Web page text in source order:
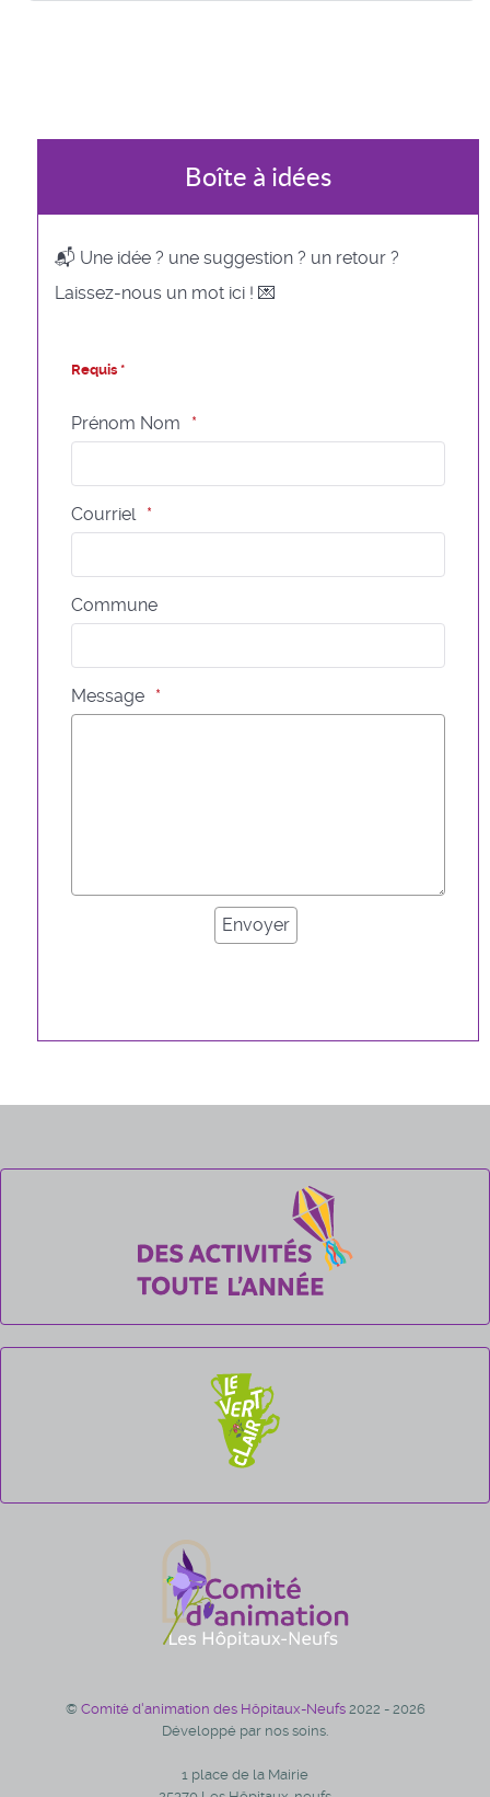
Boîte à idées
📬 Une idée ? une suggestion ? un retour ?
Laissez-nous un mot ici ! 💌
Requis *
Prénom Nom
Courriel
Commune
Message
© Comité d'animation des Hôpitaux-Neufs 2022 - 2026
Développé par nos soins.
1 place de la Mairie